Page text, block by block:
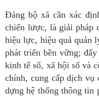
Đảng bộ xã cần xác
chiến lược, là giải pháp
hiệu lực, hiệu quả quản
phát triển bền vững;
kinh tế số, xã hội số và
chính, cung cấp dịch vụ
dựng hệ thống thông tin